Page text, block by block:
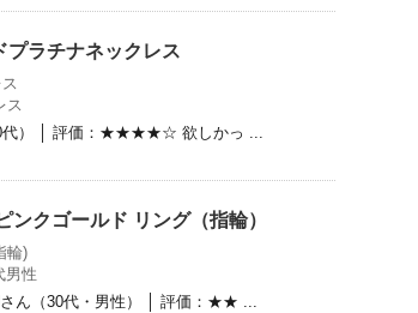
プラチナネックレス
ス
代） │ 評価：★★★★☆ 欲しかっ ...
クゴールド リング（指輪）
輪)
男性
さん（30代・男性） │ 評価：★★ ...